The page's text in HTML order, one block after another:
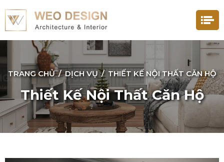
TRANG CHỦ / DỊCH VỤ / THIẾT KẾ NỘI THẤT CĂN HỘ
Thiết Kế Nội Thất Căn Hộ